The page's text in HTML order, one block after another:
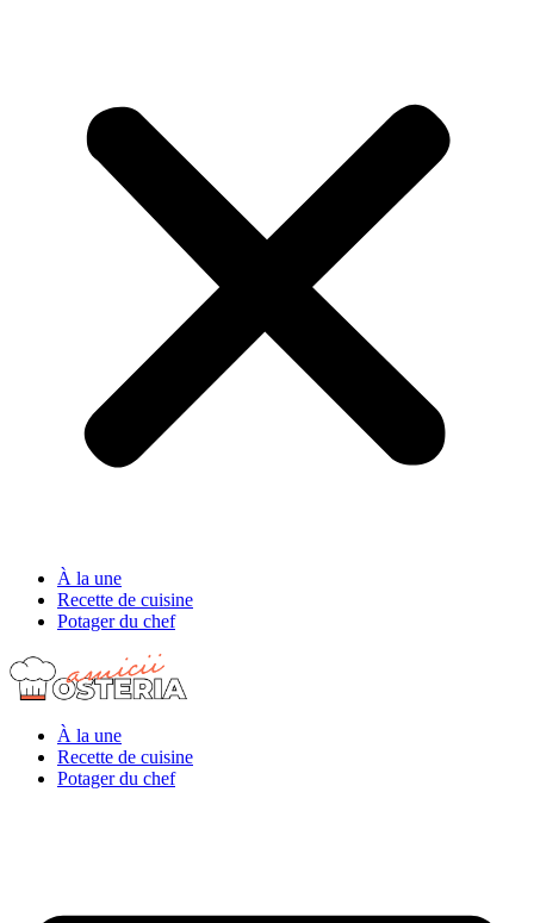
À la une
Recette de cuisine
Potager du chef
À la une
Recette de cuisine
Potager du chef